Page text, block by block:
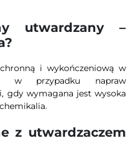
utwardzany –
i wykończeniową w
w przypadku napraw
gdy wymagana jest wysoka
z utwardzaczem